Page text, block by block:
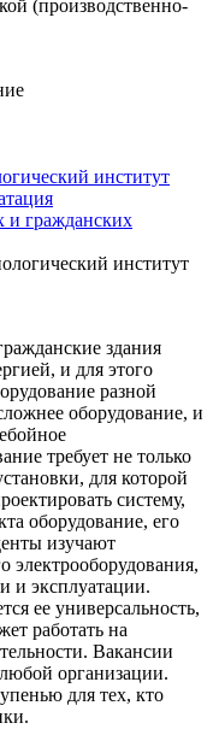
(производственно-
институт
и гражданских
здания
и для этого
разной
оборудование, и
требует не только
для которой
систему,
оборудование, его
изучают
электрооборудования,
и эксплуатации.
ее универсальность,
работать на
Вакансии
организации.
для тех, кто